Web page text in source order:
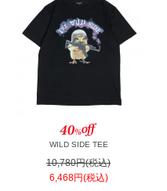
WILD SIDE TEE
10,780円(税込)
6,468円(税込)